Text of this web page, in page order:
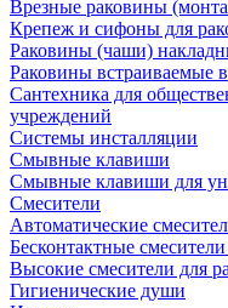
Врезные раковины
Крепеж и сифоны для
Раковины (чаши)
Раковины встраиваемые
Сантехника для
учреждений
Системы инсталляции
Смывные клавиши
Смывные клавиши для
Смесители
Автоматические
Бесконтактные
Высокие смесители для
Гигиенические души